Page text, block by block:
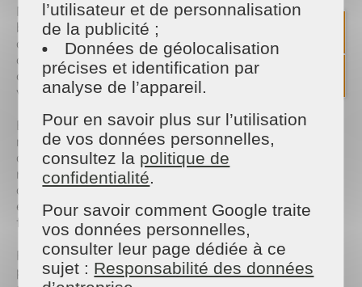
Nous comprenons que chaque famille a des
besoins différents, c'est pourquoi nous proposons
des horaires adaptés à votre emploi du temps
chargé. Que vous ayez besoin d'une aide régulière
ou ponctuelle, nous sommes là pour répondre à
vos besoins. 📆🕒
En plus de vous libérer du fardeau du ménage,
notre équipe s'engage à fournir un service de
qualité exceptionnelle. Nous utilisons des produits
respectueux de l'environnement et des techniques
de nettoyage efficaces pour garantir un
environnement sain et sécuritaire pour votre
famille. 🌿🧽
Faire appel à un assistant ménager à Paris 11 n'est
pas seulement une question de commodité, c'est
l’utilisateur et de personnalisation
de la publicité ;
Données de géolocalisation
précises et identification par
analyse de l’appareil.
Pour en savoir plus sur l’utilisation
de vos données personnelles,
consultez la politique de
confidentialité
Pour savoir comment Google traite
vos données personnelles,
consulter leur page dédiée à ce
sujet : Responsabilité des données